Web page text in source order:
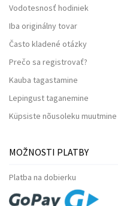
Vodotesnosť hodiniek
Iba originálny tovar
Často kladené otázky
Prečo sa registrovať?
Kauba tagastamine
Lepingust taganemine
Küpsiste nõusoleku muutmine
MOŽNOSTI PLATBY
Platba na dobierku